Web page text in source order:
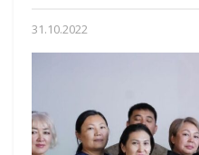
31.10.2022